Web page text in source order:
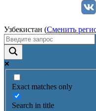
Узбекистан (Сменить
Exact matches only
Search in title